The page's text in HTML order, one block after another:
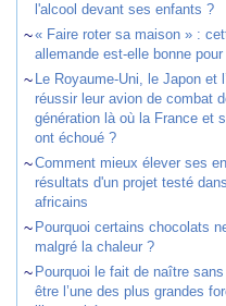
l'alcool devant ses enfants ?
~« Faire roter sa maison » :
allemande est-elle bonne
~ Le Royaume-Uni, le Japon et
réussir leur avion de combat
génération là où la France et
ont échoué ?
~Comment mieux élever ses
résultats d'un projet testé
africains
~ Pourquoi certains chocolats
malgré la chaleur ?
~ Pourquoi le fait de naître
être l’une des plus grandes